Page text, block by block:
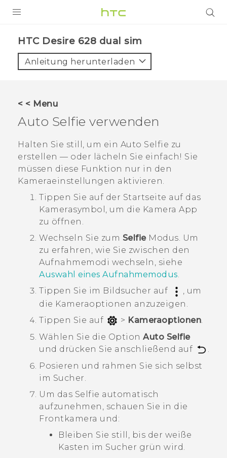
VIVE
UNTERSTÜTZUNG
HTC-Geräte und Zubehör
Anmelden
HTC Desire 628 dual sim‎
Anleitung herunterladen
< < Menu
Auto Selfie verwenden
Halten Sie still, um ein Auto Selfie zu
erstellen — oder lächeln Sie einfach! Sie
müssen diese Funktion nur in den
Kameraeinstellungen aktivieren.
Tippen Sie auf der Startseite auf das
Kamerasymbol, um die Kamera App
zu öffnen.
Wechseln Sie zum SelfieModus. Um
zu erfahren, wie Sie zwischen den
Aufnahmemodi wechseln, siehe
Auswahl eines Aufnahmemodus.
Tippen Sie im Bildsucher auf
, um
die Kameraoptionen anzuzeigen.
Tippen Sie auf
> Kameraoptionen
Wählen Sie die Option Auto Selfie
und drücken Sie anschließend auf
.
Posieren und rahmen Sie sich selbst
im Sucher.
Um das Selfie automatisch
aufzunehmen, schauen Sie in die
Frontkamera und:
Bleiben Sie still, bis der weiße
Kasten im Sucher grün wird.